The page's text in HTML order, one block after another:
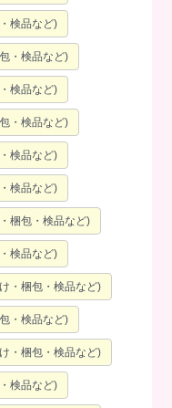
検品など)
・検品など)
検品など)
・検品など)
検品など)
検品など)
梱包・検品など)
検品など)
・梱包・検品など)
・検品など)
・梱包・検品など)
検品など)